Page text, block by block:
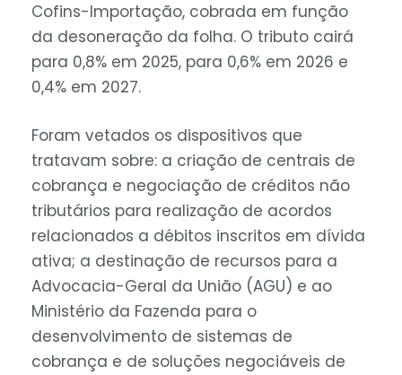
Cofins-Importação, cobrada em função
da desoneração da folha. O tributo cairá
para 0,8% em 2025, para 0,6% em 2026 e
0,4% em 2027.
Foram vetados os dispositivos que
tratavam sobre: a criação de centrais de
cobrança e negociação de créditos não
tributários para realização de acordos
relacionados a débitos inscritos em dívida
ativa; a destinação de recursos para a
Advocacia-Geral da União (AGU) e ao
Ministério da Fazenda para o
desenvolvimento de sistemas de
cobrança e de soluções negociáveis de